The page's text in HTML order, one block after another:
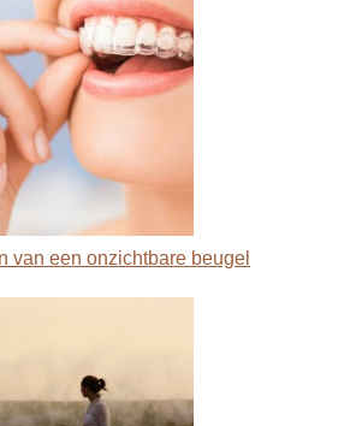
van een onzichtbare beugel